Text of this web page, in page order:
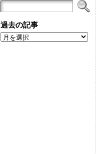
過去の記事
過
去